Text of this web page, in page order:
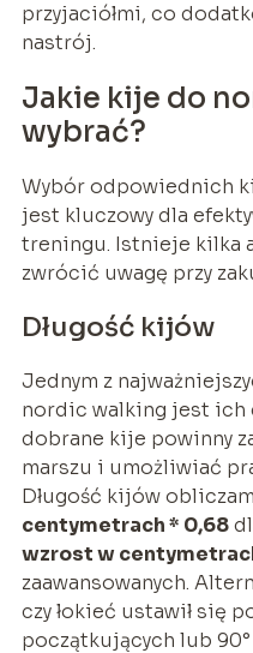
przyjaciółmi, co
nastrój.
Jakie kije do
wybrać?
Wybór odpowiednich
jest kluczowy dla
treningu. Istnieje kilka
zwrócić uwagę przy
Długość kijów
Jednym z
nordic walking jest ich
dobrane kije powinny
marszu i umożliwiać
Długość kijów
centymetrach * 0,68
wzrost w
zaawansowanych.
czy łokieć ustawił się
początkujących lub 90°